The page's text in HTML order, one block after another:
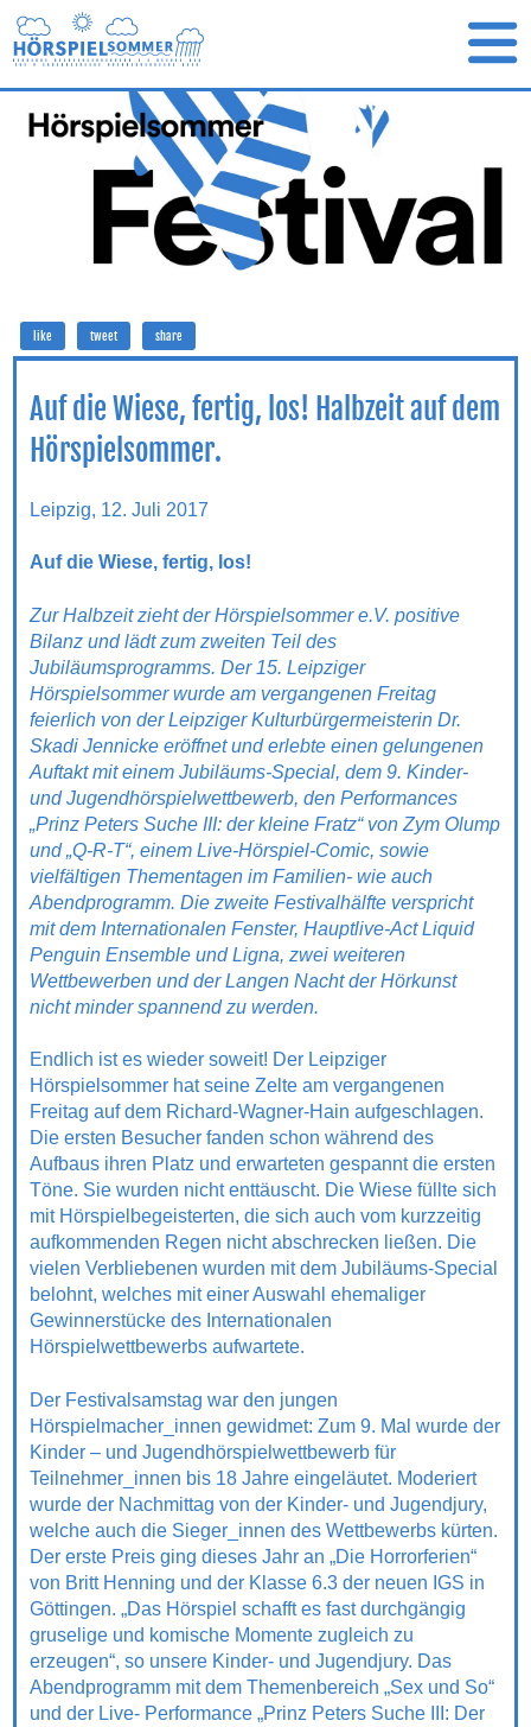
like tweet share
Auf die Wiese, fertig, los! Halbzeit auf dem
Hörspielsommer.
Leipzig, 12. Juli 2017
Auf die Wiese, fertig, los!
Zur Halbzeit zieht der Hörspielsommer e.V. positive
Bilanz und lädt zum zweiten Teil des
Jubiläumsprogramms. Der 15. Leipziger
Hörspielsommer wurde am vergangenen Freitag
feierlich von der Leipziger Kulturbürgermeisterin Dr.
Skadi Jennicke eröffnet und erlebte einen gelungenen
Auftakt mit einem Jubiläums-Special, dem 9. Kinder-
und Jugendhörspielwettbewerb, den Performances
„Prinz Peters Suche III: der kleine Fratz“ von Zym Olump
und „Q-R-T“, einem Live-Hörspiel-Comic, sowie
vielfältigen Thementagen im Familien- wie auch
Abendprogramm. Die zweite Festivalhälfte verspricht
mit dem Internationalen Fenster, Hauptlive-Act Liquid
Penguin Ensemble und Ligna, zwei weiteren
Wettbewerben und der Langen Nacht der Hörkunst
nicht minder spannend zu werden.
Endlich ist es wieder soweit! Der Leipziger
Hörspielsommer hat seine Zelte am vergangenen
Freitag auf dem Richard-Wagner-Hain aufgeschlagen.
Die ersten Besucher fanden schon während des
Aufbaus ihren Platz und erwarteten gespannt die ersten
Töne. Sie wurden nicht enttäuscht. Die Wiese füllte sich
mit Hörspielbegeisterten, die sich auch vom kurzzeitig
aufkommenden Regen nicht abschrecken ließen. Die
vielen Verbliebenen wurden mit dem Jubiläums-Special
belohnt, welches mit einer Auswahl ehemaliger
Gewinnerstücke des Internationalen
Hörspielwettbewerbs aufwartete.
Der Festivalsamstag war den jungen
Hörspielmacher_innen gewidmet: Zum 9. Mal wurde der
Kinder – und Jugendhörspielwettbewerb für
Teilnehmer_innen bis 18 Jahre eingeläutet. Moderiert
wurde der Nachmittag von der Kinder- und Jugendjury,
welche auch die Sieger_innen des Wettbewerbs kürten.
Der erste Preis ging dieses Jahr an „Die Horrorferien“
von Britt Henning und der Klasse 6.3 der neuen IGS in
Göttingen. „Das Hörspiel schafft es fast durchgängig
gruselige und komische Momente zugleich zu
erzeugen“, so unsere Kinder- und Jugendjury. Das
Abendprogramm mit dem Themenbereich „Sex und So“
und der Live- Performance „Prinz Peters Suche III: Der